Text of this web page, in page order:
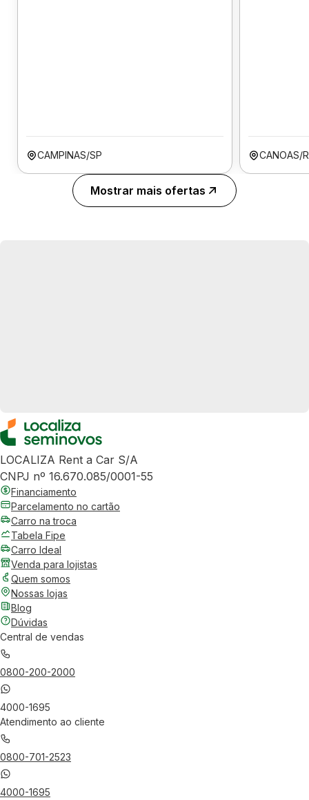
CAMPINAS/SP CANOAS/
Mostrar mais ofertas
LOCALIZA Rent a Car S/A
CNPJ nº 16.670.085/0001-55
Financiamento
Parcelamento no cartão
Carro na troca
Tabela Fipe
Carro Ideal
Venda para lojistas
Quem somos
Nossas lojas
Blog
Dúvidas
Central de vendas
0800-200-2000
4000-1695
Atendimento ao cliente
0800-701-2523
4000-1695